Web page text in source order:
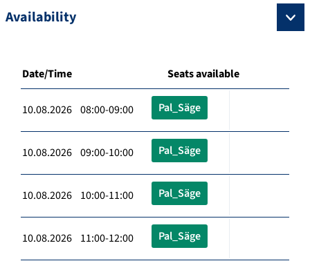
Availability
Date/Time Seats available
10.08.2026 08:00-09:00 Pal_Säge
10.08.2026 09:00-10:00 Pal_Säge
10.08.2026 10:00-11:00 Pal_Säge
10.08.2026 11:00-12:00 Pal_Säge